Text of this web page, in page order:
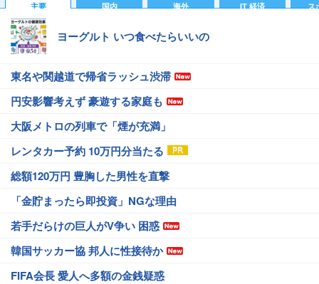
主要 国内 海外 IT 経済 ス
ヨーグルト いつ食べたらいいの
東名や関越道で帰省ラッシュ渋滞
円安影響考えず 豪遊する家庭も
大阪メトロの列車で「煙が充満」
レンタカー予約 10万円分当たる
総額120万円 豊胸した男性を直撃
「金貯まったら即投資」NGな理由
若手だらけの巨人がV争い 困惑
韓国サッカー協 邦人に性接待か
FIFA会長 愛人へ多額の金銭疑惑